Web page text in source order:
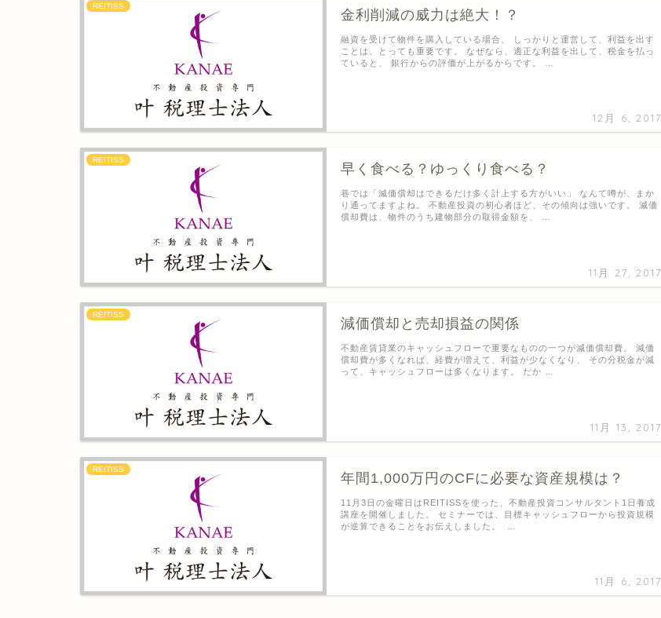
REITISS
金利削減の威力は絶大！？
12月 6, 2017
融資を受けて物件を購入している場合、 しっかりと運営して、利益を出す
ことは、とっても重要です。 なぜなら、適正な利益を出して、税金を払っ
ていると、 銀行からの評価が上がるからです。 …
REITISS
早く食べる？ゆっくり食べる？
11月 27, 2017
巷では「減価償却はできるだけ多く計上する方がいい」 なんて噂が、まか
り通ってますよね。 不動産投資の初心者ほど、その傾向は強いです。 減価
償却費は、物件のうち建物部分の取得金額を、 …
REITISS
減価償却と売却損益の関係
11月 13, 2017
不動産賃貸業のキャッシュフローで重要なものの一つが減価償却費。 減価
償却費が多くなれば、経費が増えて、利益が少なくなり、 その分税金が減
って、キャッシュフローは多くなります。 だか …
REITISS
年間1,000万円のCFに必要な資産規模は？
11月 6, 2017
11月3日の金曜日はREITISSを使った、不動産投資コンサルタント1日養成
講座を開催しました。 セミナーでは、目標キャッシュフローから投資規模
が逆算できることをお伝えしました。 …